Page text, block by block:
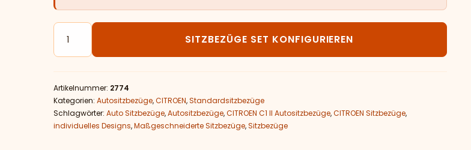
Autositzbezüge passend für CITROEN C1 II Menge
SITZBEZÜGE SET KONFIGURIEREN
Artikelnummer: 2774
Kategorien: Autositzbezüge,CITROEN,Standardsitzbezüge
Schlagwörter: Auto Sitzbezüge,Autositzbezüge,CITROEN C1 II Autositzbezüge,CITROEN Sitzbezüge,
individuelles Designs,Maßgeschneiderte Sitzbezüge,Sitzbezüge